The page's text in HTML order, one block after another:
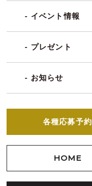
- イベント情報
- プレゼント
- お知らせ
各種応募予約
HOME